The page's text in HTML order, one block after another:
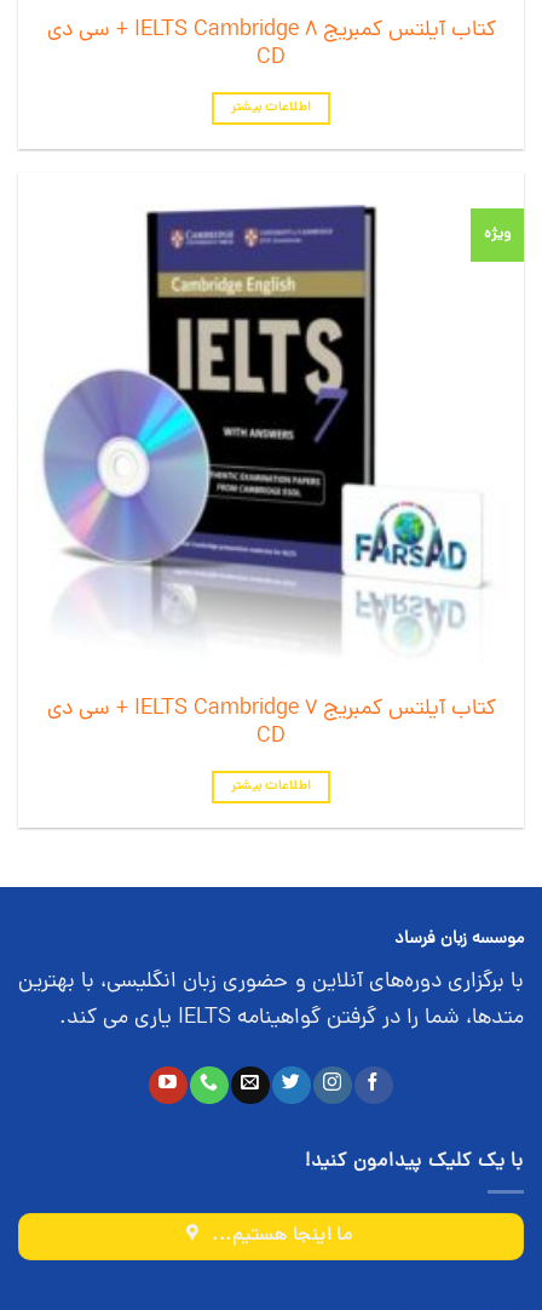
کتاب آیلتس کمبریج 8 IELTS Cambridge + سی دی
CD
اطلاعات بیشتر
ویژه
کتاب آیلتس کمبریج 7 IELTS Cambridge + سی دی
CD
اطلاعات بیشتر
موسسه زبان فرساد
با برگزاری دوره‌های آنلاین و حضوری زبان انگلیسی، با بهترین
متدها، شما را در گرفتن گواهینامه IELTS یاری می کند.
با یک کلیک پیدامون کنید!
ما اینجا هستیم...